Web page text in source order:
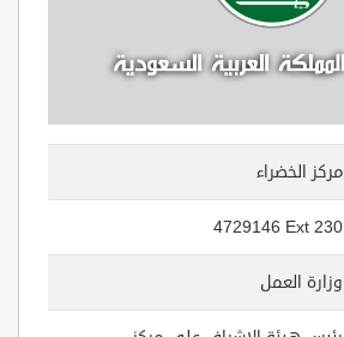
مركز الخضراء
4729146 Ext 230
وزارة العمل